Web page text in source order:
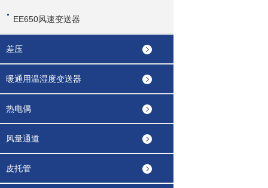
EE650风速变送器
差压
暖通用温湿度变送器
热电偶
风量通道
皮托管